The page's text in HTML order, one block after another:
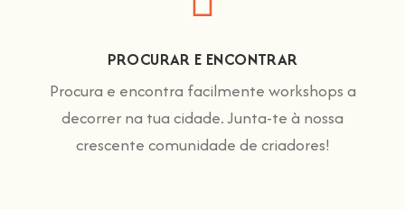
PROCURAR E ENCONTRAR
Procura e encontra facilmente workshops a
decorrer na tua cidade. Junta-te à nossa
crescente comunidade de criadores!